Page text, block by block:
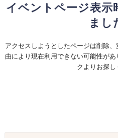
イベントページ表示
まし
アクセスしようとしたページは削除
由により現在利用できない可能性が
クよりお探し